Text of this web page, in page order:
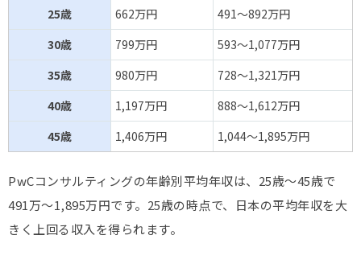
25歳
662万円
491～892万円
30歳
799万円
593～1,077万円
35歳
980万円
728～1,321万円
40歳
1,197万円
888～1,612万円
45歳
1,406万円 1,044～1,895万円
PwCコンサルティングの年齢別平均年収は、25歳～45歳で
491万～1,895万円です。25歳の時点で、日本の平均年収を大
きく上回る収入を得られます。